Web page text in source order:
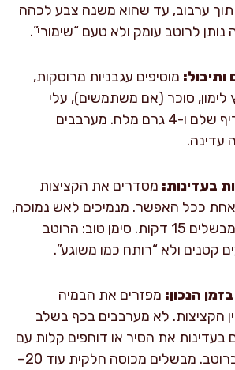
1 דקה תוך ערבוב, עד שהוא משנה צבע לכהה
לרוטב עומק ולא טעם “שימורי”.
ותיבול: מוסיפים עגבניות מרוסקות,
לימון, סוכר (אם משתמשים), עלי
דפנה, פלפל חריף שלם ו-4 גרם מלח. מערבבים
עדינה.
בעדינות: מסדרים את הקציצות
ככל האפשר. מנמיכים לאש נמוכה,
מכסים חלקית ומבשלים 15 דקות. סימן טוב: הרוטב
קטנים ולא “רותח כמו משוגע”.
הנכון: מפזרים את הבמיה
הקציצות. לא מערבבים בכף בשלב
בעדינות את הסיר או דוחפים קלות עם
כף כדי שתיגע ברוטב. מבשלים מכוסה חלקית עוד 20–